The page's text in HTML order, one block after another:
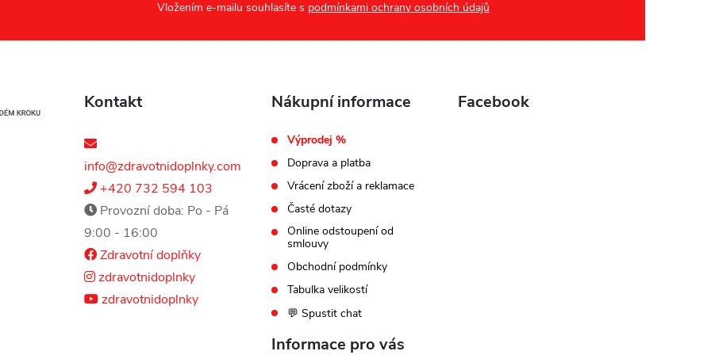
Vložením e-mailu souhlasíte s podmínkami ochrany osobních údajů
Kontakt
info@zdravotnidoplnky.com
+420 732 594 103
Provozní doba: Po - Pá
9:00 - 16:00
Zdravotní doplňky
zdravotnidoplnky
zdravotnidoplnky
Nákupní informace
Výprodej %
Doprava a platba
Vrácení zboží a reklamace
Časté dotazy
Online odstoupení od
smlouvy
Obchodní podmínky
Tabulka velikostí
💬 Spustit chat
Informace pro vás
Facebook